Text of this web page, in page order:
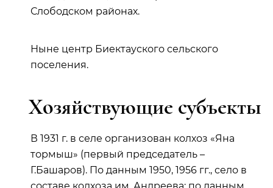
Слободском районах.
Ныне центр Биектауского сельского
поселения.
Хозяйствующие субъекты
В 1931 г. в селе организован колхоз «Яна
тормыш» (первый председатель –
Г.Башаров). По данным 1950, 1956 гг., село в